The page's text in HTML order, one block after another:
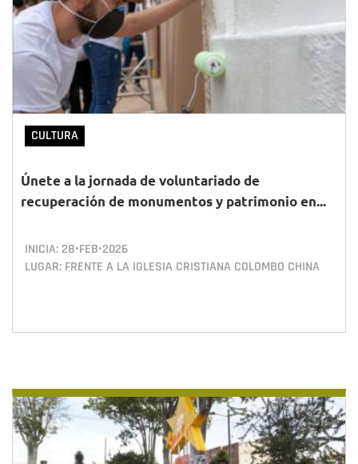
CULTURA
Únete a la jornada de voluntariado de
recuperación de monumentos y patrimonio en...
INICIA: 28•FEB•2026
LUGAR: FRENTE A LA IGLESIA CRISTIANA COLOMBO CHINA